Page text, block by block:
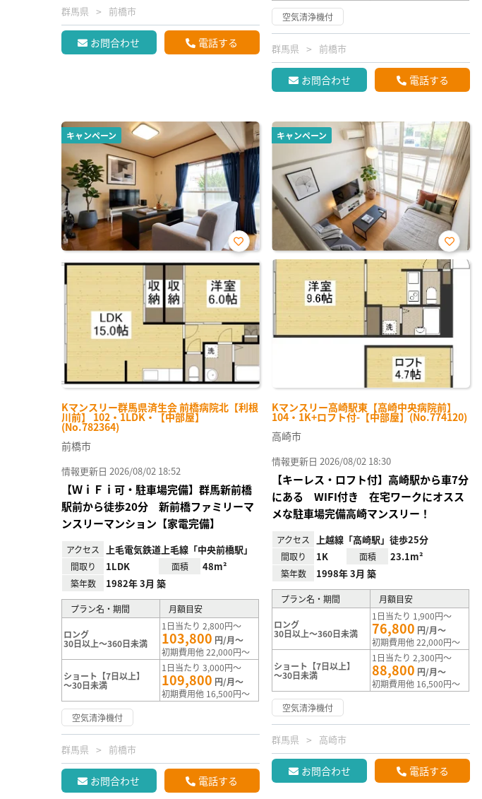
群馬県 前橋市
お問合わせ 電話する
空気清浄機付
群馬県 前橋市
お問合わせ 電話する
キャンペーン
Kマンスリー群馬県済生会 前橋病院北【利根
川前】 102・1LDK・【中部屋】
(No.782364)
お気
に入
り登
録
前橋市
情報更新日 2026/08/02 18:52
【ＷｉＦｉ可・駐車場完備】群馬新前橋
駅前から徒歩20分 新前橋ファミリーマ
ンスリーマンション【家電完備】
アクセス 上毛電気鉄道上毛線「中央前橋駅」
間取り 1LDK 面積 48m²
築年数 1982年 3月 築
プラン名・期間 月額目安
ロング
30日以上～360日未満
1日当たり 2,800円～
103,800 円/月～
初期費用他 22,000円～
ショート【7日以上】
～30日未満
1日当たり 3,000円～
109,800 円/月～
初期費用他 16,500円～
空気清浄機付
群馬県 前橋市
お問合わせ 電話する
キャンペーン
Kマンスリー高崎駅東【高崎中央病院前】
104・1K+ロフト付-【中部屋】(No.774120)
お気
に入
録
高崎市
情報更新日 2026/08/02 18:30
【キーレス・ロフト付】高崎駅から車7分
にある WIFI付き 在宅ワークにオスス
メな駐車場完備高崎マンスリー！
アクセス 上越線「高崎駅」徒歩25分
間取り 1K 面積 23.1m²
築年数 1998年 3月 築
プラン名・期間 月額目安
ロング
30日以上～360日未満
1日当たり 1,900円～
76,800 円/月～
初期費用他 22,000円～
ショート【7日以上】
～30日未満
1日当たり 2,300円～
88,800 円/月～
初期費用他 16,500円～
空気清浄機付
群馬県 高崎市
お問合わせ 電話する